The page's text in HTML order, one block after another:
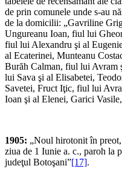
de prin comunele unde s-au
de la domicilii: „Gavriline
Ungureanu Ioan, fiul lui
fiul lui Alexandru şi al
al Ecaterinei, Munteanu
Burăh Calman, fiul lui Avram
lui Sava şi al Elisabetei,
Savetei, Fruct Iţic, fiul lui
Ioan şi al Elenei, Garici
1905: „Noul hirotonit în
ziua de 1 Iunie a. c., paroh la
judeţul Botoşani”[17].